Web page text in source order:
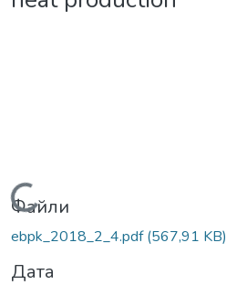
Вантажиться...
Файли
ebpk_2018_2_4.pdf(567,91 KB)
Дата